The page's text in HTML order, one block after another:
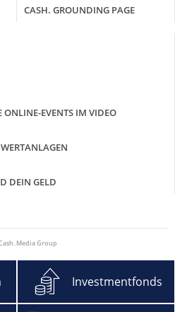
CASH. GROUNDING PAGE
ONLINE-EVENTS IM VIDEO
DEIN GELD
Media Group
Investmentfonds